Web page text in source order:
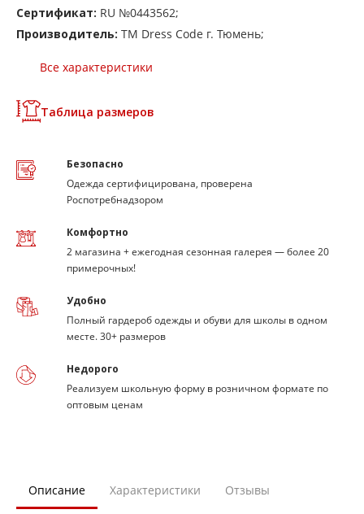
Таблица размеров
Сертификат: RU №0443562;
Производитель: ТМ Dress Code г. Тюмень;
Все характеристики
Безопасно
Одежда сертифицирована, проверена
Роспотребнадзором
Комфортно
2 магазина + ежегодная сезонная галерея — более 20
примерочных!
Удобно
Полный гардероб одежды и обуви для школы в одном
месте. 30+ размеров
Недорого
Реализуем школьную форму в розничном формате по
оптовым ценам
Описание Характеристики Отзывы